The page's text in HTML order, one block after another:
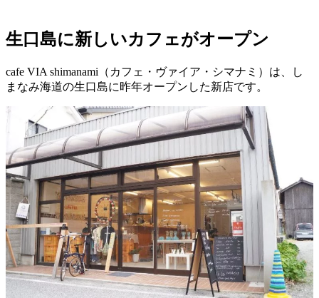
生口島に新しいカフェがオープン
cafe VIA shimanami（カフェ・ヴァイア・シマナミ）は、し
まなみ海道の生口島に昨年オープンした新店です。